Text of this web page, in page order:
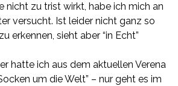
nicht zu trist wirkt, habe ich mich an
versucht. Ist leider nicht ganz so
erkennen, sieht aber “in Echt”
hatte ich aus dem aktuellen Verena
um die Welt” – nur geht es im